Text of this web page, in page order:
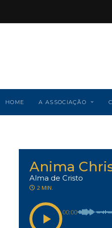
HOME A ASSOCIAÇÃO
Anima
Alma de Cristo
2 MIN.
00:00